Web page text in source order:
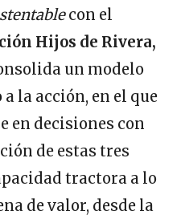
con el
Hijos de Rivera,
un modelo
la acción, en el que
en decisiones con
de estas tres
tractora a lo
de valor, desde la